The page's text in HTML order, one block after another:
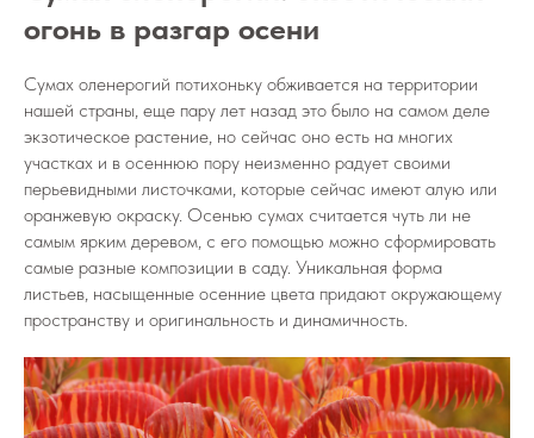
огонь в разгар осени
Сумах оленерогий потихоньку обживается на территории
нашей страны, еще пару лет назад это было на самом деле
экзотическое растение, но сейчас оно есть на многих
участках и в осеннюю пору неизменно радует своими
перьевидными листочками, которые сейчас имеют алую или
оранжевую окраску. Осенью сумах считается чуть ли не
самым ярким деревом, с его помощью можно сформировать
самые разные композиции в саду. Уникальная форма
листьев, насыщенные осенние цвета придают окружающему
пространству и оригинальность и динамичность.